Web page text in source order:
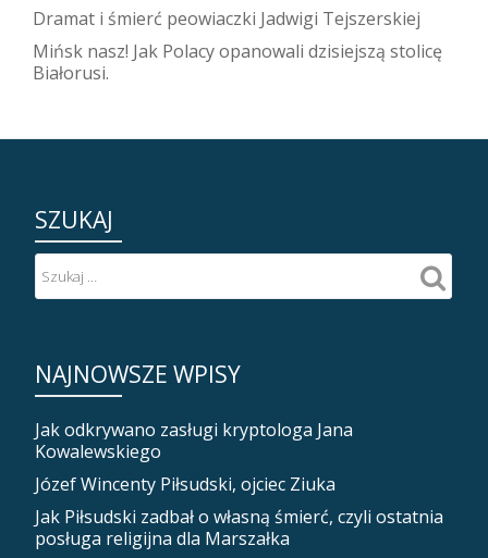
Dramat i śmierć peowiaczki Jadwigi Tejszerskiej
Mińsk nasz! Jak Polacy opanowali dzisiejszą stolicę
Białorusi.
SZUKAJ
NAJNOWSZE WPISY
Jak odkrywano zasługi kryptologa Jana
Kowalewskiego
Józef Wincenty Piłsudski, ojciec Ziuka
Jak Piłsudski zadbał o własną śmierć, czyli ostatnia
posługa religijna dla Marszałka